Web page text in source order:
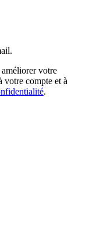
améliorer votre
votre compte et à
.